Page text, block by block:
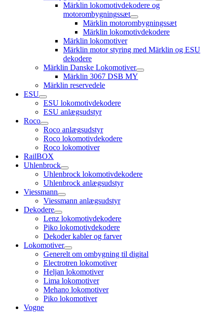
open
child
Märklin lokomotivdekodere og
motorombygningssæt
open
child
menu
Märklin motorombygningssæt
Märklin lokomotivdekodere
Märklin lokomotiver
Märklin motor styring med Märklin og ESU
dekodere
Märklin Danske Lokomotiver
open
Märklin 3067 DSB MY
Märklin reservedele
ESU
open
child
menu
ESU lokomotivdekodere
ESU anlægsudstyr
Roco
open
child
menu
Roco anlægsudstyr
Roco lokomotivdekodere
Roco lokomotiver
RailBOX
Uhlenbrock
open
child
menu
Uhlenbrock lokomotivdekodere
Uhlenbrock anlægsudstyr
Viessmann
open
child
menu
Viessmann anlægsudstyr
Dekodere
open
child
menu
Lenz lokomotivdekodere
Piko lokomotivdekodere
Dekoder kabler og farver
Lokomotiver
open
child
menu
Generelt om ombygning til digital
Electrotren lokomotiver
Heljan lokomotiver
Lima lokomotiver
Mehano lokomotiver
Piko lokomotiver
Vogne